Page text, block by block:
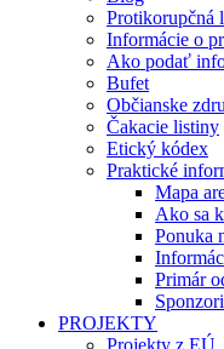
Protikorupčná
Informácie o
Ako podať
Bufet
Občianske
Čakacie listiny
Etický kódex
Praktické
Mapa
Ako sa
Ponuka
Primár
Sponzori
PROJEKTY
Projekty z EÚ